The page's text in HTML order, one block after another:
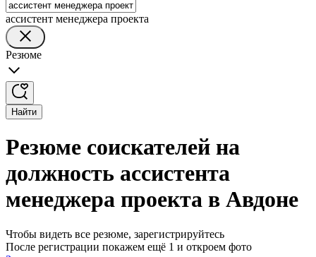
ассистент менеджера проекта
Резюме
Найти
Резюме соискателей на
должность ассистента
менеджера проекта в Авдоне
Чтобы видеть все резюме, зарегистрируйтесь
После регистрации покажем ещё 1 и откроем фото